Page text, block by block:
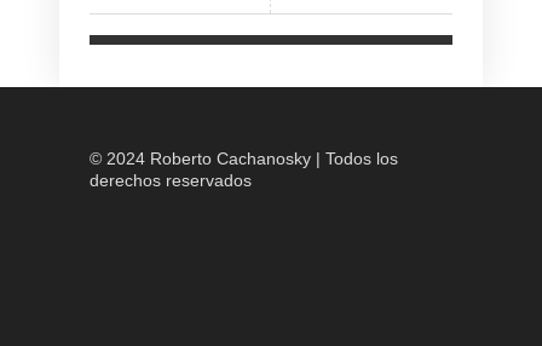
© 2024 Roberto Cachanosky | Todos los
derechos reservados